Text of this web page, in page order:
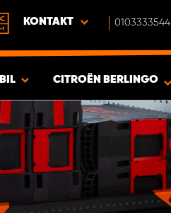
KONTAKT 0103333544
& VISA RESULTAT -
394
CITROËN BERLINGO